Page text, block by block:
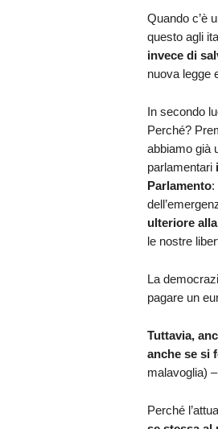
Quando c’è
questo agli
invece di
nuova legge
In secondo
Perché?
abbiamo già
parlamentari
Parlamento:
ulteriore
le nostre
La
pagare un
Tuttavia,
anche se si
malavoglia) –
Perché